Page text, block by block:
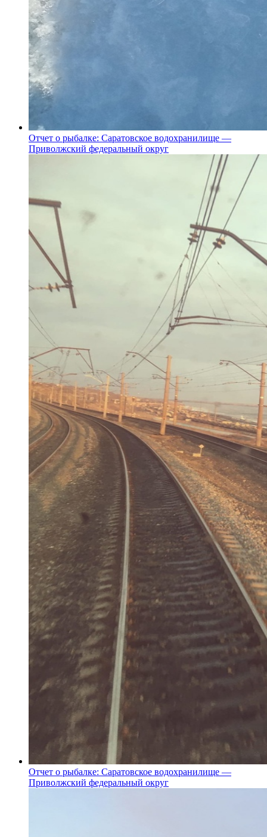
Отчет о рыбалке: Саратовское водохранилище —
Приволжский федеральный округ
Отчет о рыбалке: Саратовское водохранилище —
Приволжский федеральный округ